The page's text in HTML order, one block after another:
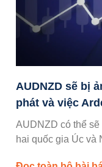
AUDNZD sẽ bị
phát và việc
AUDNZD có thể
hai quốc gia Úc và